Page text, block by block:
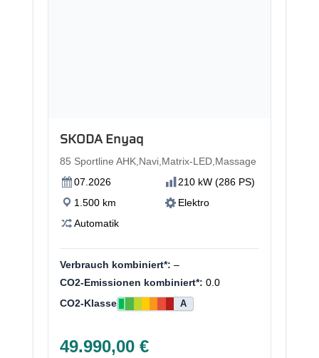
SKODA Enyaq
85 Sportline AHK,Navi,Matrix-LED,Massage
07.2026
210 kW (286 PS)
1.500 km
Elektro
Automatik
Verbrauch kombiniert*: –
CO2-Emissionen kombiniert*: 0.0
CO2-Klasse
A
49.990,00 €